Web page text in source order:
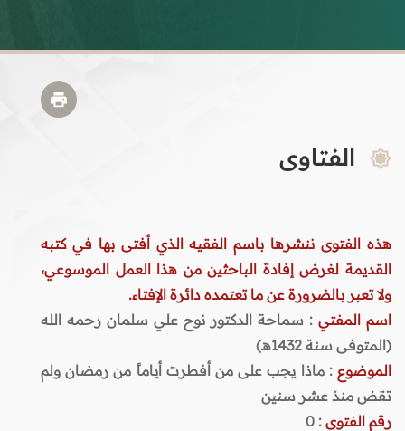
الفتاوى
هذه الفتوى ننشرها باسم الفقيه الذي أفتى بها في كتبه
القديمة لغرض إفادة الباحثين من هذا العمل الموسوعي،
ولا تعبر بالضرورة عن ما تعتمده دائرة الإفتاء.
اسم المفتي : سماحة الدكتور نوح علي سلمان رحمه الله
(المتوفى سنة 1432هـ)
الموضوع : ماذا يجب على من أفطرت أياماً من رمضان ولم
تقض منذ عشر سنين
رقم الفتوى :
0